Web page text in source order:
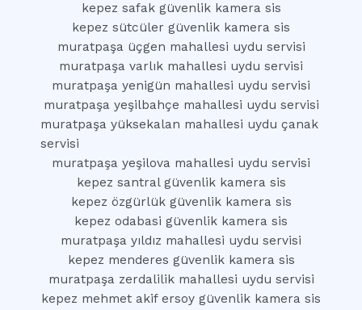
kepez safak güvenlik kamera sis
kepez sütcüler güvenlik kamera sis
muratpaşa üçgen mahallesi uydu servisi
muratpaşa varlık mahallesi uydu servisi
muratpaşa yenigün mahallesi uydu servisi
muratpaşa yeşilbahçe mahallesi uydu servisi
muratpaşa yüksekalan mahallesi uydu çanak
servisi
muratpaşa yeşilova mahallesi uydu servisi
kepez santral güvenlik kamera sis
kepez özgürlük güvenlik kamera sis
kepez odabasi güvenlik kamera sis
muratpaşa yıldız mahallesi uydu servisi
kepez menderes güvenlik kamera sis
muratpaşa zerdalilik mahallesi uydu servisi
kepez mehmet akif ersoy güvenlik kamera sis